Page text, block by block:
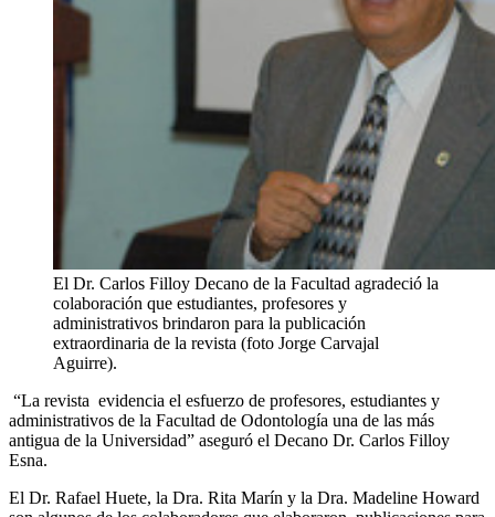
El Dr. Carlos Filloy Decano de la Facultad agradeció la
colaboración que estudiantes, profesores y
administrativos brindaron para la publicación
extraordinaria de la revista (foto Jorge Carvajal
Aguirre).
“La revista evidencia el esfuerzo de profesores, estudiantes y
administrativos de la Facultad de Odontología una de las más
antigua de la Universidad” aseguró el Decano Dr. Carlos Filloy
Esna.
El Dr. Rafael Huete, la Dra. Rita Marín y la Dra. Madeline Howard